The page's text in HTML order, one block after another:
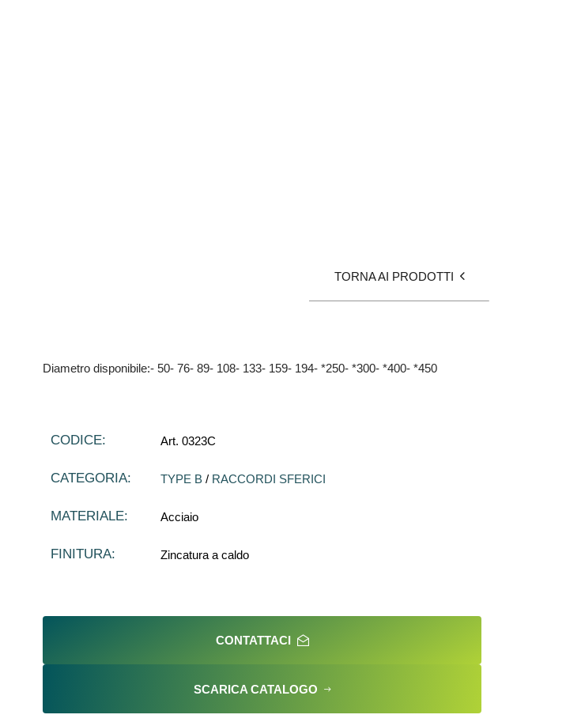
TORNA AI PRODOTTI
Diametro disponibile:- 50- 76- 89- 108- 133- 159- 194- *250- *300- *400- *450
CODICE: Art. 0323C
CATEGORIA: TYPE B/ RACCORDI SFERICI
MATERIALE: Acciaio
FINITURA: Zincatura a caldo
CONTATTACI
SCARICA CATALOGO